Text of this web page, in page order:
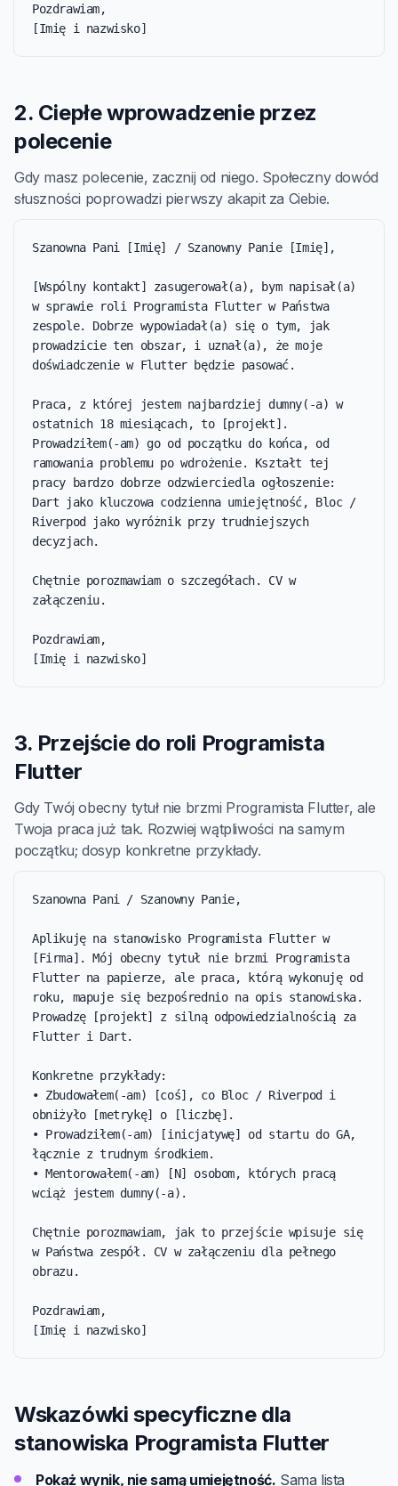
Pozdrawiam,
[Imię i nazwisko]
2. Ciepłe wprowadzenie przez
polecenie
Gdy masz polecenie, zacznij od niego. Społeczny dowód
słuszności poprowadzi pierwszy akapit za Ciebie.
Szanowna Pani [Imię] / Szanowny Panie [Imię],
[Wspólny kontakt] zasugerował(a), bym napisał(a)
w sprawie roli Programista Flutter w Państwa
zespole. Dobrze wypowiadał(a) się o tym, jak
prowadzicie ten obszar, i uznał(a), że moje
doświadczenie w Flutter będzie pasować.
Praca, z której jestem najbardziej dumny(-a) w
ostatnich 18 miesiącach, to [projekt].
Prowadziłem(-am) go od początku do końca, od
ramowania problemu po wdrożenie. Kształt tej
pracy bardzo dobrze odzwierciedla ogłoszenie:
Dart jako kluczowa codzienna umiejętność, Bloc /
Riverpod jako wyróżnik przy trudniejszych
decyzjach.
Chętnie porozmawiam o szczegółach. CV w
załączeniu.
Pozdrawiam,
[Imię i nazwisko]
3. Przejście do roli Programista
Flutter
Gdy Twój obecny tytuł nie brzmi Programista Flutter, ale
Twoja praca już tak. Rozwiej wątpliwości na samym
początku; dosyp konkretne przykłady.
Szanowna Pani / Szanowny Panie,
Aplikuję na stanowisko Programista Flutter w
[Firma]. Mój obecny tytuł nie brzmi Programista
Flutter na papierze, ale praca, którą wykonuję od
roku, mapuje się bezpośrednio na opis stanowiska.
Prowadzę [projekt] z silną odpowiedzialnością za
Flutter i Dart.
Konkretne przykłady:
• Zbudowałem(-am) [coś], co Bloc / Riverpod i
obniżyło [metrykę] o [liczbę].
• Prowadziłem(-am) [inicjatywę] od startu do GA,
łącznie z trudnym środkiem.
• Mentorowałem(-am) [N] osobom, których pracą
wciąż jestem dumny(-a).
Chętnie porozmawiam, jak to przejście wpisuje się
w Państwa zespół. CV w załączeniu dla pełnego
obrazu.
Pozdrawiam,
[Imię i nazwisko]
Wskazówki specyficzne dla
stanowiska Programista Flutter
Pokaż wynik, nie samą umiejętność. Sama lista